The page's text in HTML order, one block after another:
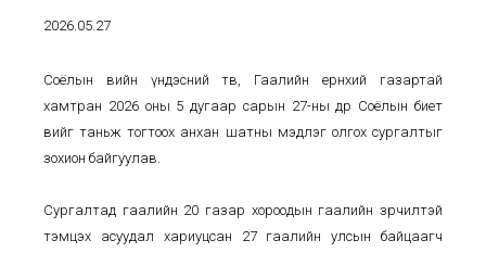
2026.05.27
Соёлын өвийн үндэсний төв, Гаалийн ерөнхий газартай
хамтран 2026 оны 5 дугаар сарын 27-ны өдөр Соёлын биет
өвийг таньж тогтоох анхан шатны мэдлэг олгох сургалтыг
зохион байгуулав.
Сургалтад гаалийн 20 газар хороодын гаалийн зөрчилтэй
тэмцэх асуудал хариуцсан 27 гаалийн улсын байцаагч